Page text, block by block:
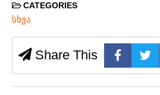
CATEGORIES
სხვა
Share This